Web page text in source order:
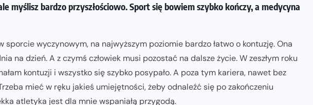
myślisz bardzo przyszłościowo. Sport się bowiem szybko kończy, a medycyna
sporcie wyczynowym, na najwyższym poziomie bardzo łatwo o kontuzję. Ona
na dzień. A z czymś człowiek musi pozostać na dalsze życie. W zeszłym roku
kontuzji i wszystko się szybko posypało. A poza tym kariera, nawet bez
mieć w ręku jakieś umiejętności, żeby odnaleźć się po zakończeniu
atletyka jest dla mnie wspaniałą przygodą.